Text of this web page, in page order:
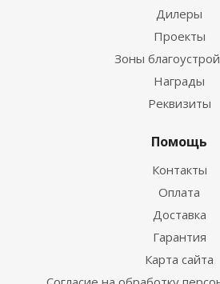
Дилеры
Проекты
Зоны
Награды
Реквизиты
Помощь
Контакты
Оплата
Доставка
Гарантия
Карта сайта